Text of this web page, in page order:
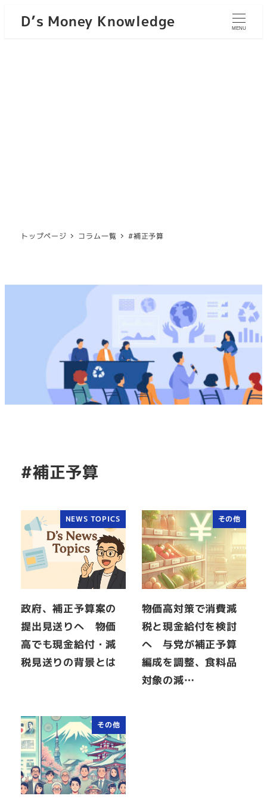
D’s Money Knowledge MENU
トップページ コラム一覧 #補正予算
#補正予算
NEWS TOPICS
政府、補正予算案の
提出見送りへ 物価
高でも現金給付・減
税見送りの背景とは
その他
物価高対策で消費減
税と現金給付を検討
へ 与党が補正予算
編成を調整、食料品
対象の減…
その他